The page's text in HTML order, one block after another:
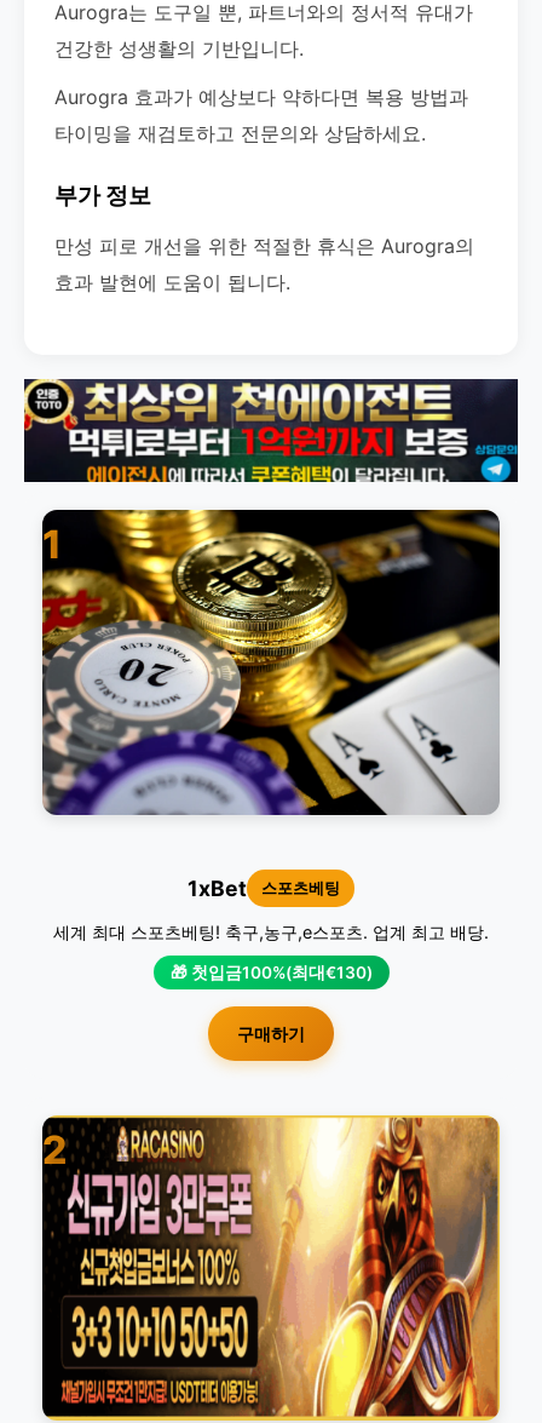
Aurogra는 도구일 뿐, 파트너와의 정서적 유대가
건강한 성생활의 기반입니다.
Aurogra 효과가 예상보다 약하다면 복용 방법과
타이밍을 재검토하고 전문의와 상담하세요.
부가 정보
만성 피로 개선을 위한 적절한 휴식은 Aurogra의
효과 발현에 도움이 됩니다.
1
1xBet 스포츠베팅
세계 최대 스포츠베팅! 축구,농구,e스포츠. 업계 최고 배당.
🎁 첫입금100%(최대€130)
구매하기
2